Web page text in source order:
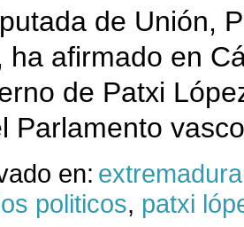
de Unión,
ha afirmado en
de Patxi
Parlamento
en: extremadura
politicos, patxi